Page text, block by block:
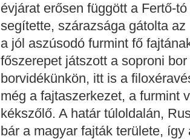
évjárat erősen függött a Fertő-
segítette, szárazsága gátolta
a jól aszúsodó furmint fő
főszerepet játszott a soproni
borvidékünkön, itt is a
még a fajtaszerkezet, a furmint
kékszőlő. A határ túloldalán,
bár a magyar fajták területe,